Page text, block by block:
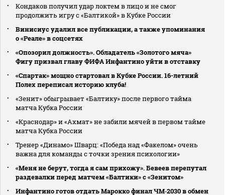
Кондаков получил удар локтем в лицо и не смог
продолжить игру с «Балтикой» в Кубке России
Винисиус удалил все публикации, а также упоминания
о «Реале» в соцсетях
«Опозорил должность». Обладатель «Золотого мяча»
Фигу призвал главу ФИФА Инфантино уйти в отставку
«Спартак» мощно стартовал в Кубке России. 16-летний
Полех переписал историю клуба!
«Зенит» обыгрывает «Балтику» после первого тайма
матча Кубка России
«Краснодар» и «Ахмат» не забили мячей в первом тайме
матча Кубка России
Тренер «Динамо» Шварц: «Победа над «Факелом» очень
важна для команды с точки зрения психологии»
«Меня не берут, тогда я сам прихожу». Бевеев перепутал
раздевалки перед матчем «Балтики» с «Зенитом»
Инфантино готов отдать Марокко финал ЧМ‑2030 в обмен